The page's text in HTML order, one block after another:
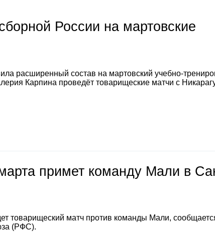
России на мартовские
расширенный состав на мартовский учебно-
Карпина проведёт товарищеские матчи с
примет команду Мали в
товарищеский матч против команды Мали,
(РФС).